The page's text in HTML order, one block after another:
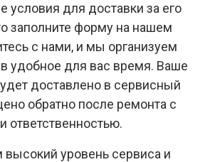
условия для доставки за его
заполните форму на нашем
с нами, и мы организуем
удобное для вас время. Ваше
доставлено в сервисный
обратно после ремонта с
ответственностью.
уровень сервиса и